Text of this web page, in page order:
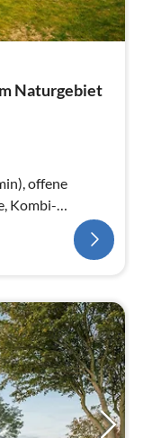
Naturgebiet
offene
Kombi-
Gefrierfach))